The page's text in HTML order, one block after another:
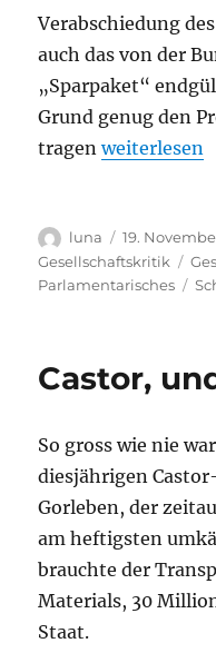
Verabschiedung
auch das von der
„Sparpaket“
Grund genug den
tragen„Von
weiterlesen
Autor
luna
am
19.
Gesellschaftskritik
Parlamentarisches
Castor,
So gross wie nie
diesjährigen
Gorleben, der
am heftigsten
brauchte der
Materials, 30
Staat.